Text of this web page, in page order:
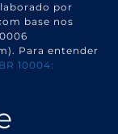
por
base nos
Para entender
10004: